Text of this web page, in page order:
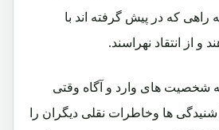
که در پیش گرفته اند با
و از انتقاد نهراسند.
شخصیت های وارد و آگاه وقتی
ها وخاطرات نقلی دیگران را